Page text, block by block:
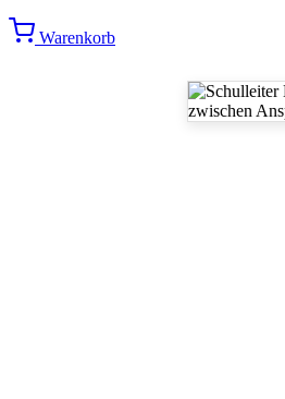
Warenkorb